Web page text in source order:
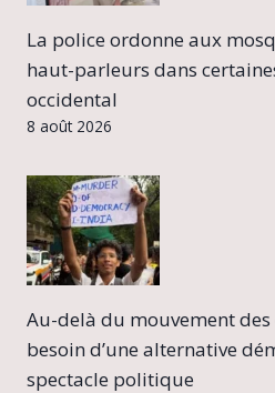
La police ordonne aux
haut-parleurs dans
occidental
8 août 2026
Au-delà du mouvement des
besoin d’une alternative
spectacle politique